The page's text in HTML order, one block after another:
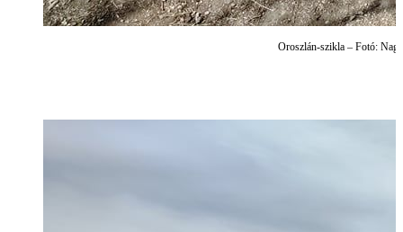
Oroszlán-szikla – Fotó: